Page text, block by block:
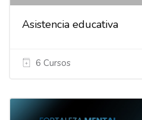
Asistencia educativa
6 Cursos